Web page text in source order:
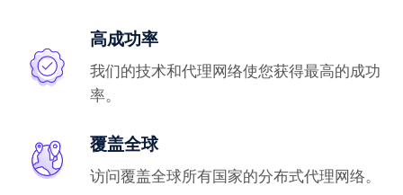
高成功率
我们的技术和代理网络使您获得最高的成功
率。
覆盖全球
访问覆盖全球所有国家的分布式代理网络。